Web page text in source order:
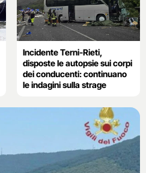
Incidente Terni-Rieti,
disposte le autopsie sui corpi
dei conducenti: continuano
le indagini sulla strage